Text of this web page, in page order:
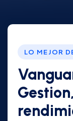
LO MEJOR